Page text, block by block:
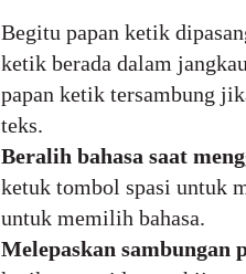
Begitu papan ketik
ketik berada dalam
papan ketik tersambung
teks.
Beralih bahasa saat
ketuk tombol spasi untuk
untuk memilih bahasa.
Melepaskan